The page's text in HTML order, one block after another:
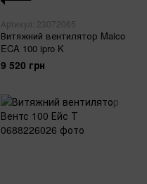
Артикул: 23072065
Витяжний вентилятор Maico
ECA 100 ipro K
9 520 грн